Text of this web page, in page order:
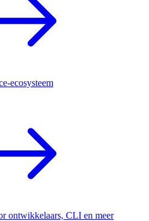
ecosysteem
ontwikkelaars, CLI en meer